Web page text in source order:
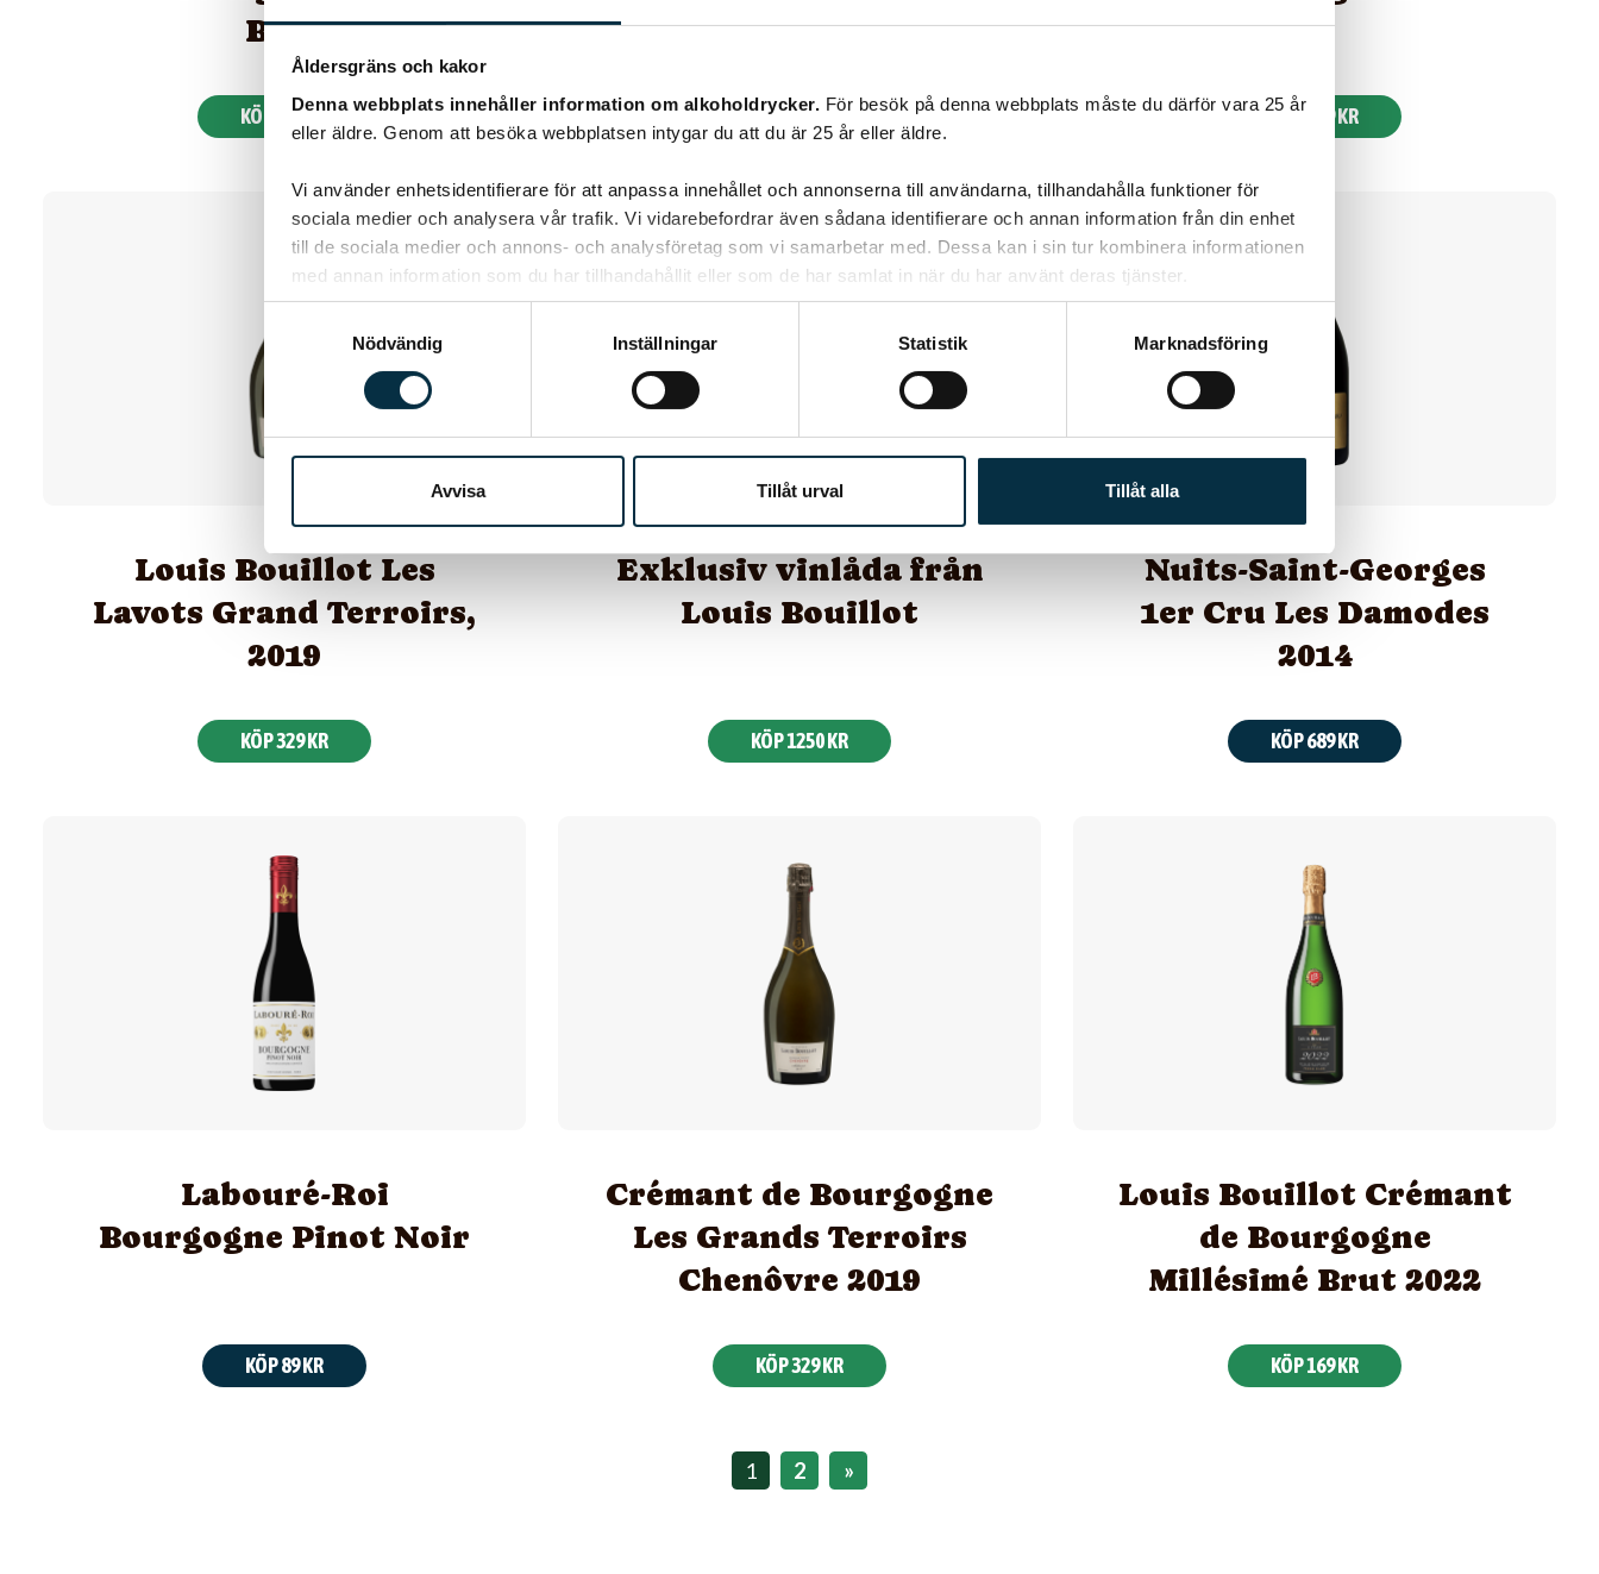
Åldersgräns och kakor
Denna webbplats innehåller information om alkoholdrycker. För besök på denna webbplats måste du därför vara 25 år
eller äldre. Genom att besöka webbplatsen intygar du att du är 25 år eller äldre.
Vi använder enhetsidentifierare för att anpassa innehållet och annonserna till användarna, tillhandahålla funktioner för
sociala medier och analysera vår trafik. Vi vidarebefordrar även sådana identifierare och annan information från din enhet
till de sociala medier och annons- och analysföretag som vi samarbetar med. Dessa kan i sin tur kombinera informationen
med annan information som du har tillhandahållit eller som de har samlat in när du har använt deras tjänster.
Nödvändig
Inställningar Statistik Marknadsföring
Avvisa Tillåt urval Tillåt alla
Brut
KÖP 159 KR
(37,5 cl)
KÖP 99 KR KÖP 149 KR
Louis Bouillot Les
Lavots Grand Terroirs,
2019
KÖP 329 KR
Exklusiv vinlåda från
Louis Bouillot
KÖP 1250 KR
Nuits-Saint-Georges
1er Cru Les Damodes
2014
KÖP 689 KR
Labouré-Roi
Bourgogne Pinot Noir
KÖP 89 KR
Crémant de Bourgogne
Les Grands Terroirs
Chenôvre 2019
KÖP 329 KR
Louis Bouillot Crémant
de Bourgogne
Millésimé Brut 2022
KÖP 169 KR
1 2 »